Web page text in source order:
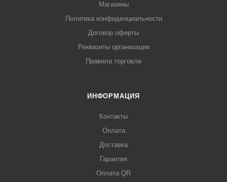
Магазины
Политика конфиденциальности
Договор оферты
Реквизиты организации
Правила торговли
ИНФОРМАЦИЯ
Контакты
Оплата
Доставка
Гарантия
Оплата QR